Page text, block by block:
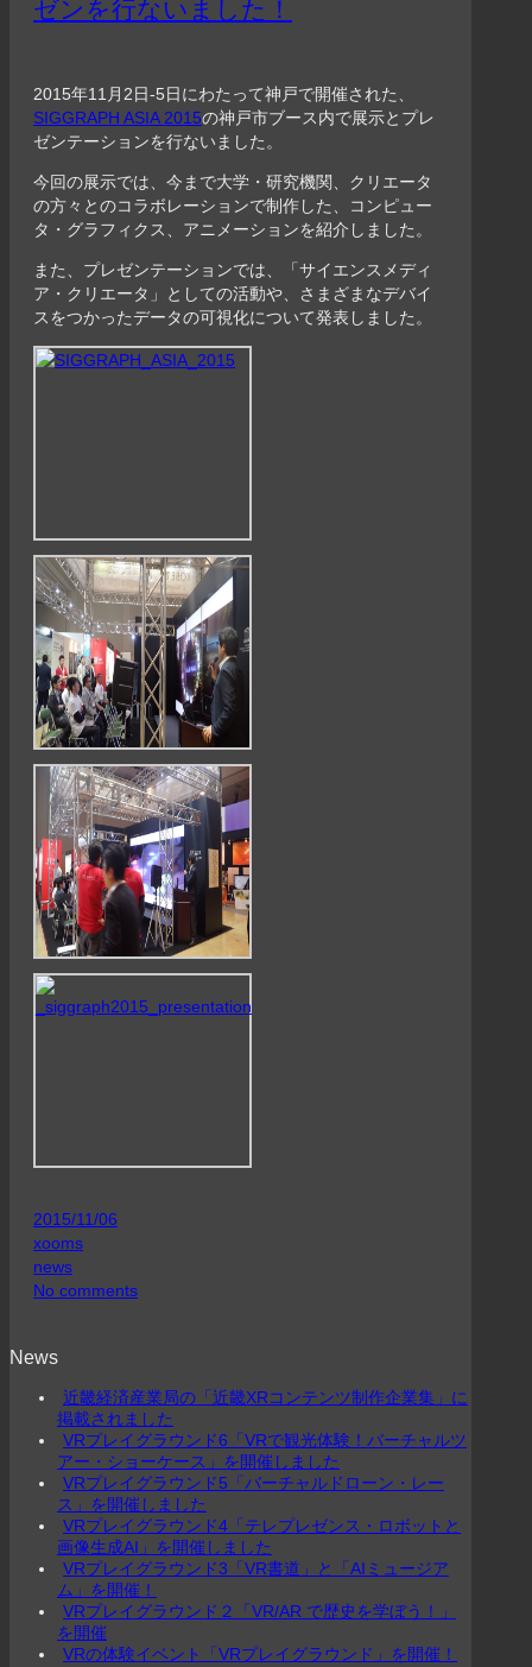
ゼンを行ないました！
2015年11月2日-5日にわたって神戸で開催された、
SIGGRAPH ASIA 2015の神戸市ブース内で展示とプレ
ゼンテーションを行ないました。
今回の展示では、今まで大学・研究機関、クリエータ
の方々とのコラボレーションで制作した、コンピュー
タ・グラフィクス、アニメーションを紹介しました。
また、プレゼンテーションでは、「サイエンスメディ
ア・クリエータ」としての活動や、さまざまなデバイ
スをつかったデータの可視化について発表しました。
2015/11/06
xooms
news
No comments
News
近畿経済産業局の「近畿XRコンテンツ制作企業集」に
掲載されました
VRプレイグラウンド6「VRで観光体験！バーチャルツ
アー・ショーケース」を開催しました
VRプレイグラウンド5「バーチャルドローン・レー
ス」を開催しました
VRプレイグラウンド4「テレプレゼンス・ロボットと
画像生成AI」を開催しました
VRプレイグラウンド3「VR書道」と「AIミュージア
ム」を開催！
VRプレイグラウンド２「VR/AR で歴史を学ぼう！」
を開催
VRの体験イベント「VRプレイグラウンド」を開催！